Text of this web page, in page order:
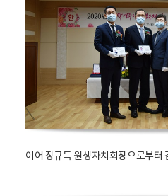
이어 장규득 원생자치회장으로부터